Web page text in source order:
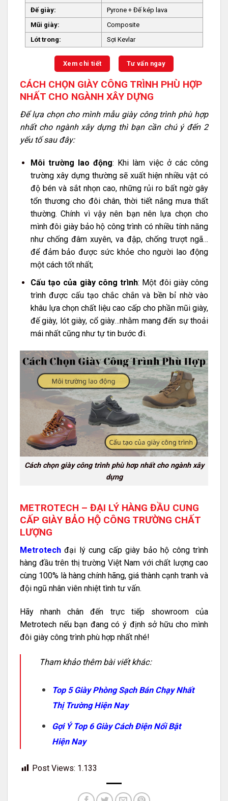
Đế giày:
Pyrone + Đế kép lava
Mũi giày:
Composite
Lót trong:
Sợi Kevlar
Xem chi tiết Tư vấn ngay
CÁCH CHỌN GIÀY CÔNG TRÌNH PHÙ HỢP
NHẤT CHO NGÀNH XÂY DỰNG
Để lựa chọn cho mình mẫu giày công trình phù hợp
nhất cho ngành xây dựng thì bạn cần chú ý đến 2
yếu tố sau đây:
Môi trường lao động: Khi làm việc ở các công
trường xây dựng thường sẽ xuất hiện nhiều vật có
độ bén và sắt nhọn cao, những rủi ro bất ngờ gây
tổn thương cho đôi chân, thời tiết nắng mưa thất
thường. Chính vì vậy nên bạn nên lựa chọn cho
mình đôi giày bảo hộ công trình có nhiều tính năng
như chống đâm xuyên, va đập, chống trượt ngã…
để đảm bảo được sức khỏe cho người lao động
một cách tốt nhất;
Cấu tạo của giày công trình: Một đôi giày công
trình được cấu tạo chắc chắn và bền bỉ nhờ vào
khâu lựa chọn chất liệu cao cấp cho phần mũi giày,
đế giày, lót giày, cổ giày…nhằm mang đến sự thoải
mái nhất cũng như tự tin bước đi.
Cách chọn giày công trình phù hơp nhất cho ngành xây
dựng
METROTECH – ĐẠI LÝ HÀNG ĐẦU CUNG
CẤP GIÀY BẢO HỘ CÔNG TRƯỜNG CHẤT
LƯỢNG
Metrotech đại lý cung cấp giày bảo hộ công trình
hàng đầu trên thị trường Việt Nam với chất lượng cao
cùng 100% là hàng chính hãng, giá thành cạnh tranh và
đội ngũ nhân viên nhiệt tình tư vấn.
Hãy nhanh chân đến trực tiếp showroom của
Metrotech nếu bạn đang có ý định sở hữu cho mình
đôi giày công trình phù hợp nhất nhé!
Tham khảo thêm bài viết khác:
Top 5 Giày Phòng Sạch Bán Chạy Nhất
Thị Trường Hiện Nay
Gợi Ý Top 6 Giày Cách Điện Nổi Bật
Hiện Nay
Post Views: 1.133